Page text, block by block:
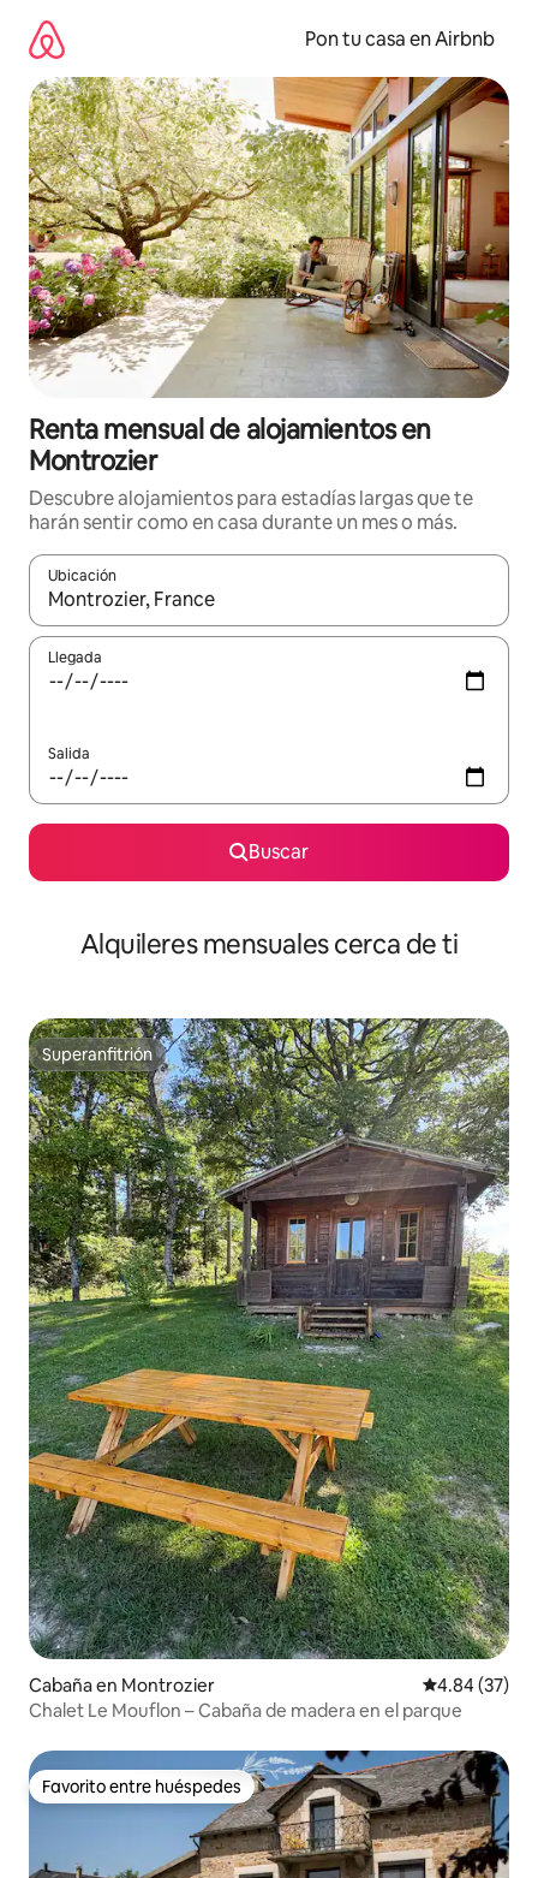
contenido
Pon tu casa en Airbnb
Renta mensual de alojamientos en
Montrozier
Descubre alojamientos para estadías largas que te
harán sentir como en casa durante un mes o más.
Ubicación
Cuando los resultados estén disponibles, navega con las
Llegada
Salida
Buscar
Alquileres mensuales cerca de ti
Superanfitrión
Superanfitrión
Cabaña en Montrozier Calificación
4.84 (37)
Chalet Le Mouflon – Cabaña de madera en el parque
Favorito entre huéspedes
Favorito entre huéspedes